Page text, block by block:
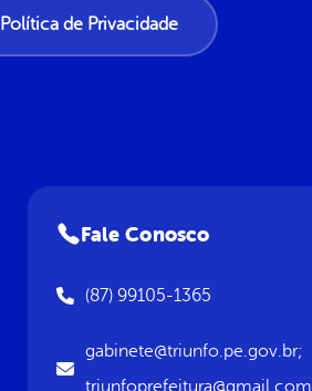
Política de Privacidade
Fale Conosco
(87) 99105-1365
gabinete@triunfo.pe.gov.br;
triunfoprefeitura@gmail.com